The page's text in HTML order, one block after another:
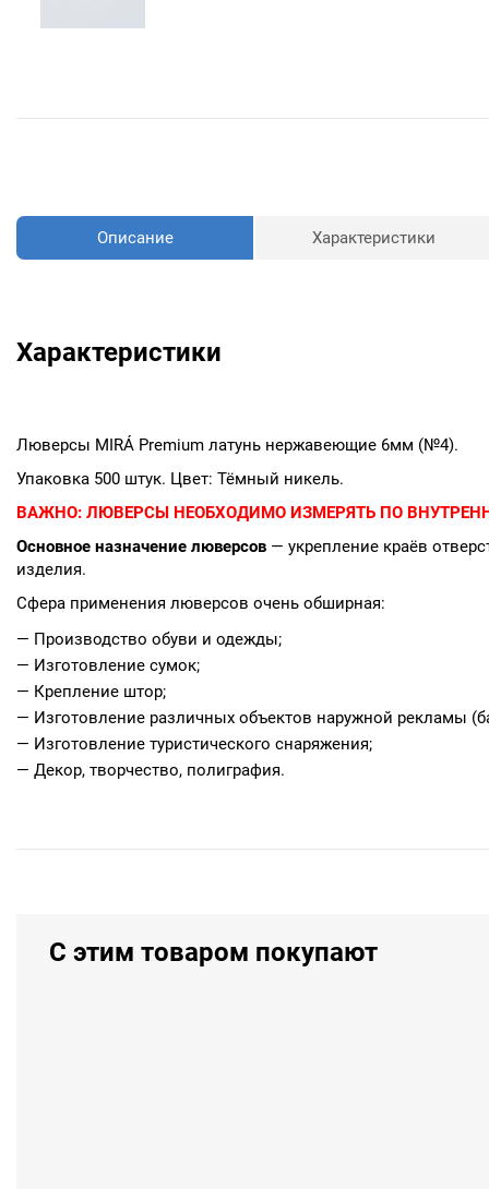
Описание Характеристики
Характеристики
Люверсы MIRÁ Premium латунь нержавеющие 6мм (№4).
Упаковка 500 штук. Цвет: Тёмный никель.
ВАЖНО: ЛЮВЕРСЫ НЕОБХОДИМО ИЗМЕРЯТЬ ПО
Основное назначение люверсов — укрепление краёв
изделия.
Сфера применения люверсов очень обширная:
— Производство обуви и одежды;
— Изготовление сумок;
— Крепление штор;
— Изготовление различных объектов наружной рекламы
— Изготовление туристического снаряжения;
— Декор, творчество, полиграфия.
С этим товаром покупают